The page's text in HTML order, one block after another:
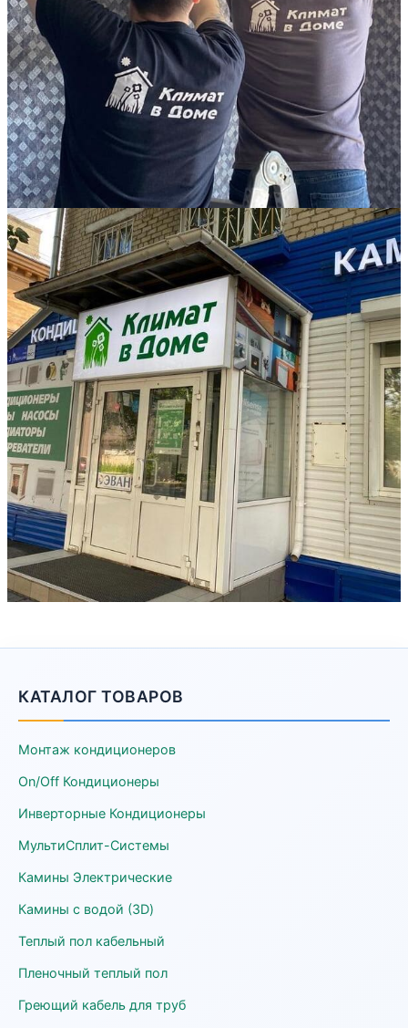
КАТАЛОГ ТОВАРОВ
Монтаж кондиционеров
On/Off Кондиционеры
Инверторные Кондиционеры
МультиСплит-Системы
Камины Электрические
Камины с водой (3D)
Теплый пол кабельный
Пленочный теплый пол
Греющий кабель для труб